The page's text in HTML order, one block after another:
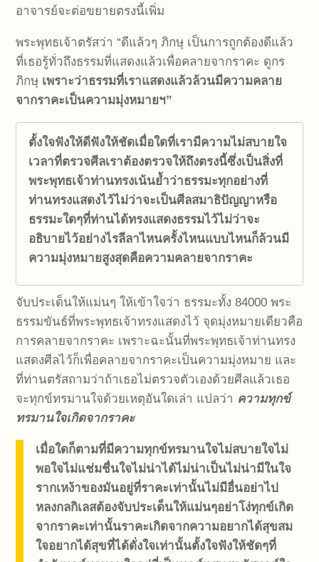
อาจารย์จะต่อขยายตรงนี้เพิ่ม
พระพุทธเจ้าตรัสว่า “ดีแล้วๆ ภิกษุ เป็นการถูกต้องดีแล้ว
ที่เธอรู้ทั่วถึงธรรมที่แสดงแล้วเพื่อคลายจากราคะ ดูกร
ภิกษุ เพราะว่าธรรมที่เราแสดงแล้วล้วนมีความคลาย
จากราคะเป็นความมุ่งหมายฯ”
ตั้งใจฟังให้ดีฟังให้ชัดเมื่อใดที่เรามีความไม่สบายใจ
เวลาที่ตรวจศีลเราต้องตรวจให้ถึงตรงนี้ซึ่งเป็นสิ่งที่
พระพุทธเจ้าท่านทรงเน้นย้ำว่าธรรมะทุกอย่างที่
ท่านทรงแสดงไว้ไม่ว่าจะเป็นศีลสมาธิปัญญาหรือ
ธรรมะใดๆที่ท่านได้ทรงแสดงธรรมไว้ไม่ว่าจะ
อธิบายไว้อย่างไรลีลาไหนครั้งไหนแบบไหนก็ล้วนมี
ความมุ่งหมายสูงสุดคือความคลายจากราคะ
จับประเด็นให้แม่นๆ ให้เข้าใจว่า ธรรมะทั้ง 84000 พระ
ธรรมขันธ์ที่พระพุทธเจ้าทรงแสดงไว้ จุดมุ่งหมายเดียวคือ
การคลายจากราคะ เพราะฉะนั้นที่พระพุทธเจ้าท่านทรง
แสดงศีลไว้ก็เพื่อคลายจากราคะเป็นความมุ่งหมาย และ
ที่ท่านตรัสถามว่าถ้าเธอไม่ตรวจตัวเองด้วยศีลแล้วเธอ
จะทุกข์ทรมานใจด้วยเหตุอันใดเล่า แปลว่า ความทุกข์
ทรมานใจเกิดจากราคะ
เมื่อใดก็ตามที่มีความทุกข์ทรมานใจไม่สบายใจไม่
พอใจไม่แช่มชื่นใจไม่น่าได้ไม่น่าเป็นไม่น่ามีในใจ
รากเหง้าของมันอยู่ที่ราคะเท่านั้นไม่มีอื่นอย่าไป
หลงกลกิเลสต้องจับประเด็นให้แม่นๆอย่าโง่ทุกข์เกิด
จากราคะเท่านั้นราคะเกิดจากความอยากได้สุขสม
ใจอยากได้สุขที่ได้ดั่งใจเท่านั้นตั้งใจฟังให้ชัดๆที่